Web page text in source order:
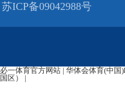
苏ICP备09042988号
必一体育官方网站 | 华体会体育(中国
国区）
|